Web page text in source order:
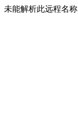
未能解析此远程名称